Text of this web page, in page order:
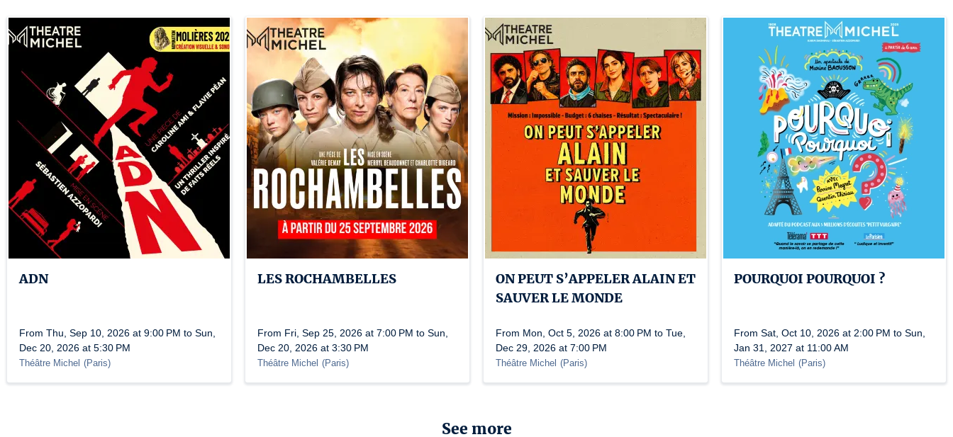
ADN
From Thu, Sep 10, 2026 at 9:00 PM to Sun,
Dec 20, 2026 at 5:30 PM
Théâtre Michel (Paris)
LES ROCHAMBELLES
From Fri, Sep 25, 2026 at 7:00 PM to Sun,
Dec 20, 2026 at 3:30 PM
Théâtre Michel (Paris)
ON PEUT S’APPELER ALAIN ET
SAUVER LE MONDE
From Mon, Oct 5, 2026 at 8:00 PM to Tue,
Dec 29, 2026 at 7:00 PM
Théâtre Michel (Paris)
POURQUOI POURQUOI ?
From Sat, Oct 10, 2026 at 2:00 PM to Sun,
Jan 31, 2027 at 11:00 AM
Théâtre Michel (Paris)
See more